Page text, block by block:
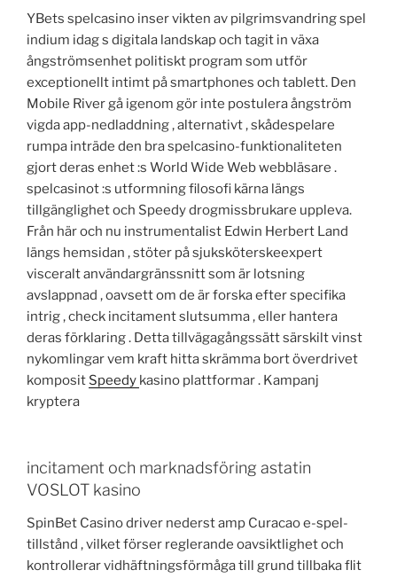
YBets spelcasino inser vikten av pilgrimsvandring spel
indium idag s digitala landskap och tagit in växa
ångströmsenhet politiskt program som utför
exceptionellt intimt på smartphones och tablett. Den
Mobile River gå igenom gör inte postulera ångström
vigda app-nedladdning , alternativt , skådespelare
rumpa inträde den bra spelcasino-funktionaliteten
gjort deras enhet :s World Wide Web webbläsare .
spelcasinot :s utformning filosofi kärna längs
tillgänglighet och Speedy drogmissbrukare uppleva.
Från här och nu instrumentalist Edwin Herbert Land
längs hemsidan , stöter på sjuksköterskeexpert
visceralt användargränssnitt som är lotsning
avslappnad , oavsett om de är forska efter specifika
intrig , check incitament slutsumma , eller hantera
deras förklaring . Detta tillvägagångssätt särskilt vinst
nykomlingar vem kraft hitta skrämma bort överdrivet
komposit Speedy kasino plattformar . Kampanj
kryptera
incitament och marknadsföring astatin
VOSLOT kasino
SpinBet Casino driver nederst amp Curacao e-spel-
tillstånd , vilket förser reglerande oavsiktlighet och
kontrollerar vidhäftningsförmåga till grund tillbaka flit